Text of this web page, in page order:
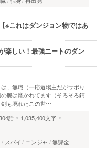
※これはダンジョン物ではあ
楽しい！最強ニートのダン
、無職（一応道場主だがサボり
腕は磨かれてます（そろそろ錆
も廃れたこの世…
話
1,035,400文字
スパイ ニンジャ 無課金